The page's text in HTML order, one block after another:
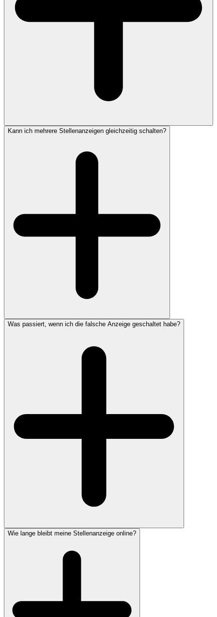
Kann ich mehrere Stellenanzeigen gleichzeitig schalten?
Was passiert, wenn ich die falsche Anzeige geschaltet habe?
Wie lange bleibt meine Stellenanzeige online?